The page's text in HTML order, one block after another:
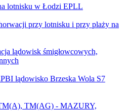
lotnisku w Łodzi EPLL
przy lotnisku i przy plaży na
lądowisk śmigłowcowych,
lądowisko Brzeska Wola S7
TM(AG) - MAZURY,